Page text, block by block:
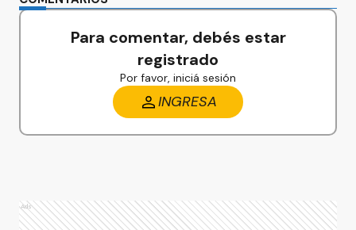
Para comentar, debés estar
registrado
Por favor, iniciá sesión
INGRESA
Ads